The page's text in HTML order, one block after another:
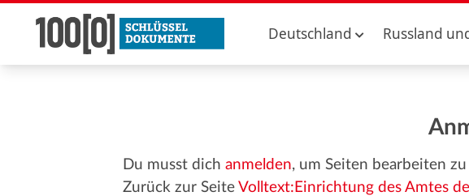
Deutschland Russland
Du musst dich anmelden, um Seiten bearbeiten
Zurück zur Seite Volltext:Einrichtung des Amtes